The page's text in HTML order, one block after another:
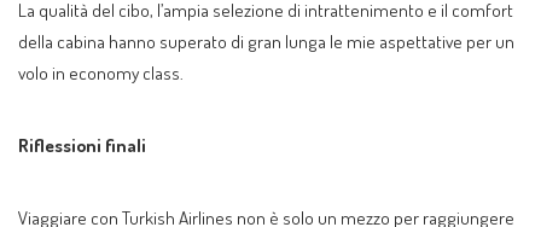
La qualità del cibo, l’ampia selezione di intrattenimento e il comfort
della cabina hanno superato di gran lunga le mie aspettative per un
volo in economy class.
Riflessioni finali
Viaggiare con Turkish Airlines non è solo un mezzo per raggiungere